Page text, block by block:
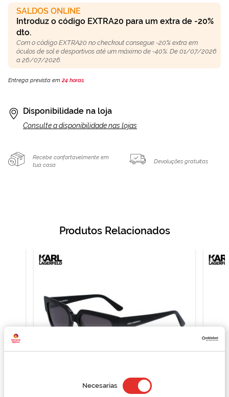
de
consentimiento
Necesarias
SALDOS ONLINE
Introduz o código EXTRA20 para um extra de -20%
dto.
Com o código EXTRA20 no checkout consegue -20% extra em
óculos de sol e desportivos até um máximo de -40%. De 01/07/2026
a 26/07/2026.
Entrega prevista em24 horas.
Disponibilidade na loja
Consulte a disponibilidade nas lojas
Recebe confortavelmente em
tua casa
Devoluções gratuitas
Produtos Relacionados